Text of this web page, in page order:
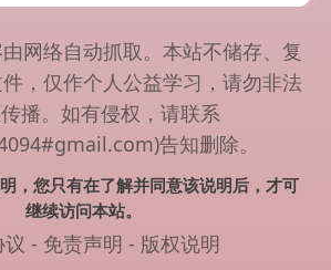
网络自动抓取。本站不储存、复
，仅作个人公益学习，请勿非法
播。如有侵权，请联系
告知删除。
，您只有在了解并同意该说明后，才可
继续访问本站。
- 免责声明 - 版权说明